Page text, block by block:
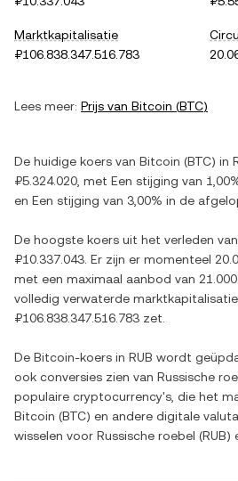
Marktkapitalisatie
₽106.838.347.516.783
Lees meer: Prijs van Bitcoin (BTC)
De huidige koers van Bitcoin (BTC) in
₽5.324.020 , met Een stijging van
en Een stijging van 3,00% in de
De hoogste koers uit het verleden van
₽10.337.043 . Er zijn er momenteel
met een maximaal aanbod van
volledig verwaterde
₽106.838.347.516.783 zet.
De Bitcoin-koers in RUB wordt
ook conversies zien van Russische
populaire cryptocurrency's, die het
Bitcoin (BTC) en andere digitale
wisselen voor Russische roebel (RUB)